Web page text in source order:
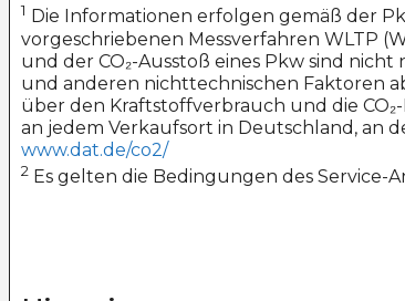
1 Die Informationen erfolgen gemäß der
vorgeschriebenen Messverfahren WLTP
und der CO₂-Ausstoß eines Pkw sind
und anderen nichttechnischen Faktoren
über den Kraftstoffverbrauch und die
an jedem Verkaufsort in Deutschland, an
www.dat.de/co2/
2 Es gelten die Bedingungen des Service-